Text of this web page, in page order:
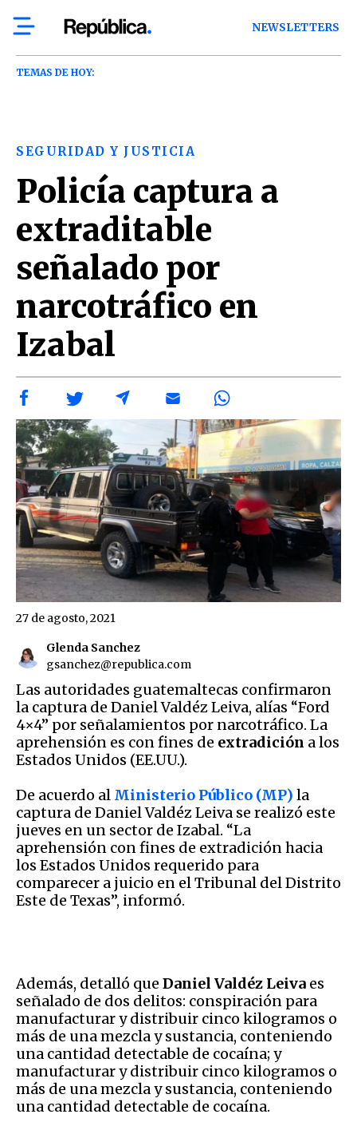
NEWSLETTERS
TEMAS DE HOY:
SEGURIDAD Y JUSTICIA
Policía captura a
extraditable
señalado por
narcotráfico en
Izabal
Glenda Sanchez
gsanchez@republica.com
27 de agosto, 2021
Las autoridades guatemaltecas confirmaron
la captura de Daniel Valdéz Leiva, alías “Ford
4×4” por señalamientos por narcotráfico. La
aprehensión es con fines de extradición a los
Estados Unidos (EE.UU.).
De acuerdo al Ministerio Público (MP) la
captura de Daniel Valdéz Leiva se realizó este
jueves en un sector de Izabal. “La
aprehensión con fines de extradición hacia
los Estados Unidos requerido para
comparecer a juicio en el Tribunal del Distrito
Este de Texas”, informó.
Además, detalló que Daniel Valdéz Leiva es
señalado de dos delitos: conspiración para
manufacturar y distribuir cinco kilogramos o
más de una mezcla y sustancia, conteniendo
una cantidad detectable de cocaína; y
manufacturar y distribuir cinco kilogramos o
más de una mezcla y sustancia, conteniendo
una cantidad detectable de cocaína.